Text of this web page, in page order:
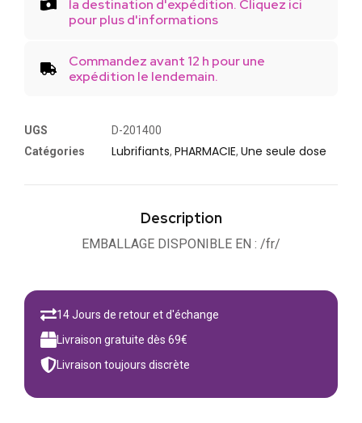
la destination d'expédition. Cliquez ici
pour plus d'informations
Commandez avant 12 h pour une
expédition le lendemain.
UGS
D-201400
Catégories
Lubrifiants, PHARMACIE, Une seule dose
Description
EMBALLAGE DISPONIBLE EN : /fr/
14 Jours de retour et d'échange
Livraison gratuite dès 69€
Livraison toujours discrète